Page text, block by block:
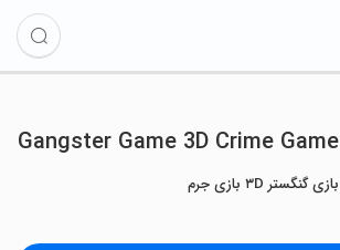
Gangster Game 3D Crime Game
بازی گنگستر ۳D بازی جرم